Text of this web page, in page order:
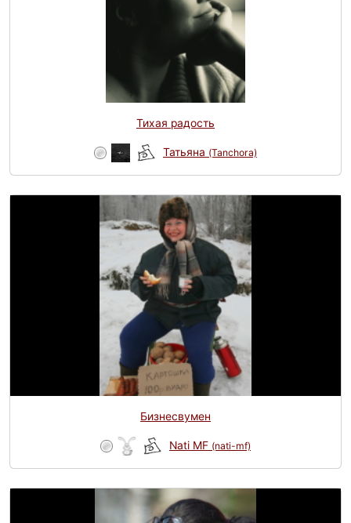
Тихая радость
Татьяна (Tanchora)
Бизнесвумен
Nati MF (nati-mf)